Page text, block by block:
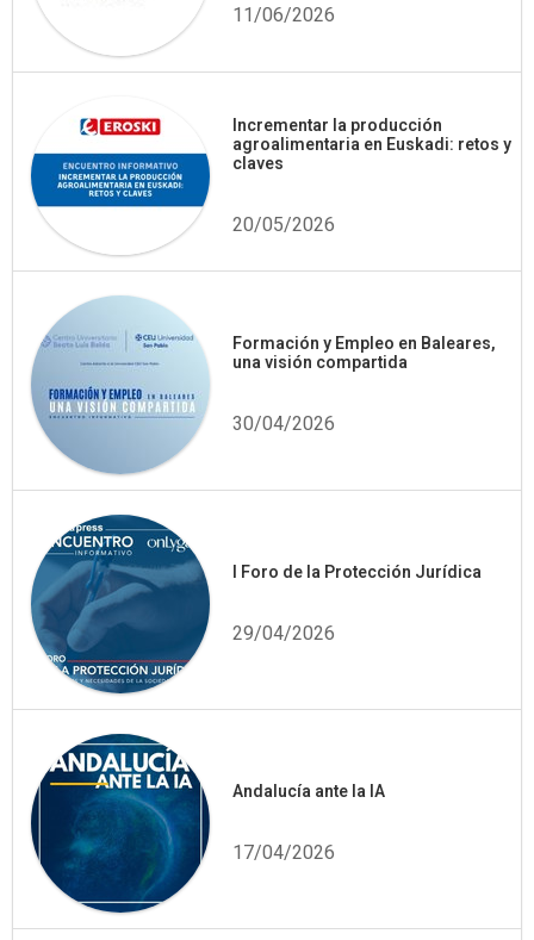
11/06/2026
Incrementar la producción
agroalimentaria en Euskadi: retos y
claves
20/05/2026
Formación y Empleo en Baleares,
una visión compartida
30/04/2026
I Foro de la Protección Jurídica
29/04/2026
Andalucía ante la IA
17/04/2026